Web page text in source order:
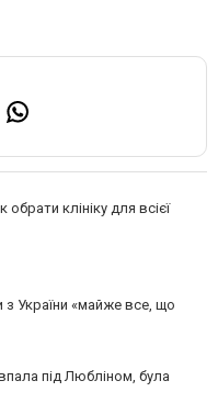
клініку для всієї
України «майже все, що
під Любліном, була